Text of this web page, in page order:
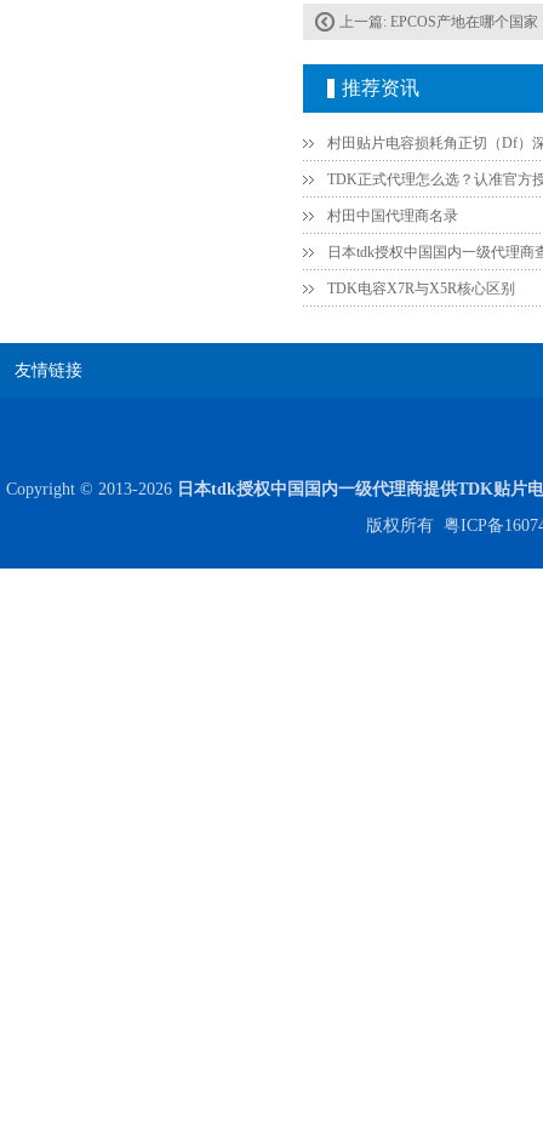
Johanson电容一级代理 正品现货
上一篇: EPCOS产地在哪个国家
推荐资讯
村田中国代理商名录
日本tdk授权中国国内一级代理商
TDK电容X7R与X5R核心区别
友情链接
Copyright © 2013-2026 日本tdk授权中国国内一级代理商提供TDK贴片
版权所有 粤ICP备